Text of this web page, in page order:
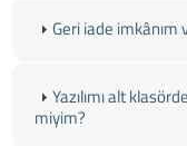
Geri iade imkânım
Yazılımı alt
miyim?